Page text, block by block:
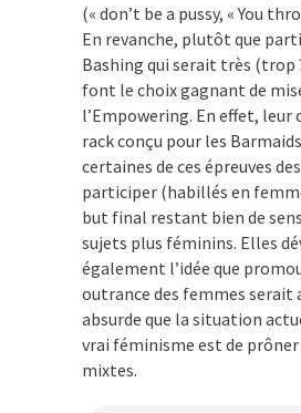
(« don’t be a pussy, « You
En revanche, plutôt que
Bashing qui serait très (trop
font le choix gagnant de
l’Empowering. En effet, leur
rack conçu pour les
certaines de ces épreuves
participer (habillés en
but final restant bien de
sujets plus féminins. Elles
également l’idée que
outrance des femmes serait
absurde que la situation
vrai féminisme est de prôner
mixtes.